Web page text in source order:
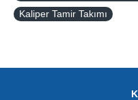
Kaliper Tamir Takımı